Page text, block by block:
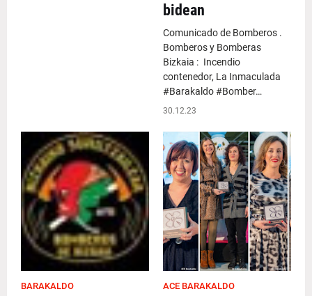
bidean
Comunicado de Bomberos .
Bomberos y Bomberas
Bizkaia : Incendio
contenedor, La Inmaculada
#Barakaldo #Bomber…
30.12.23
BARAKALDO ACE BARAKALDO